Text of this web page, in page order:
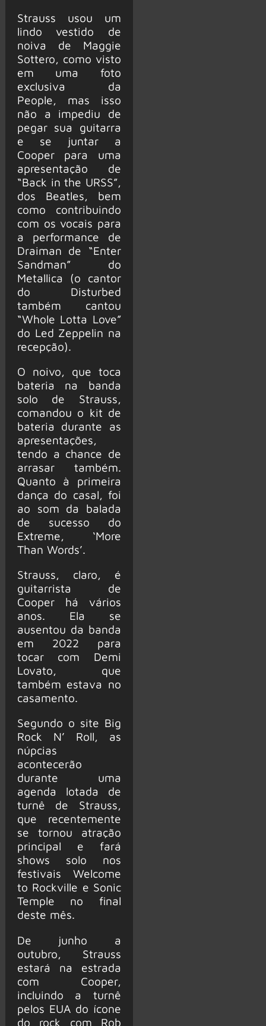
Strauss usou um
lindo vestido de
noiva de Maggie
Sottero, como visto
em uma foto
exclusiva da
People, mas isso
não a impediu de
pegar sua guitarra
e se juntar a
Cooper para uma
apresentação de
“Back in the URSS”,
dos Beatles, bem
como contribuindo
com os vocais para
a performance de
Draiman de “Enter
Sandman” do
Metallica (o cantor
do Disturbed
também cantou
“Whole Lotta Love”
do Led Zeppelin na
recepção).
O noivo, que toca
bateria na banda
solo de Strauss,
comandou o kit de
bateria durante as
apresentações,
tendo a chance de
arrasar também.
Quanto à primeira
dança do casal, foi
ao som da balada
de sucesso do
Extreme, ‘More
Than Words’.
Strauss, claro, é
guitarrista de
Cooper há vários
anos. Ela se
ausentou da banda
em 2022 para
tocar com Demi
Lovato, que
também estava no
casamento.
Segundo o site Big
Rock N’ Roll, as
núpcias
acontecerão
durante uma
agenda lotada de
turnê de Strauss,
que recentemente
se tornou atração
principal e fará
shows solo nos
festivais Welcome
to Rockville e Sonic
Temple no final
deste mês.
De junho a
outubro, Strauss
estará na estrada
com Cooper,
incluindo a turnê
pelos EUA do ícone
do rock com Rob